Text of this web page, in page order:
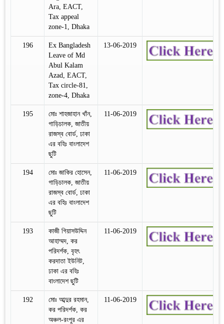
Ara, EACT,
Tax appeal
zone-1, Dhaka
196
Ex Bangladesh
Leave of Md
Abul Kalam
Azad, EACT,
Tax circle-81,
zone-4, Dhaka
13-06-2019
195
মোঃ শাহজাহান খাঁন,
গাড়িচালক, জাতীয়
রাজস্ব বোর্ড, ঢাকা
এর বহিঃ বাংলাদেশ
ছুটি
11-06-2019
194
মোঃ জাকির হোসেন,
গাড়িচালক, জাতীয়
রাজস্ব বোর্ড, ঢাকা
এর বহিঃ বাংলাদেশ
ছুটি
11-06-2019
193
কাজী গিয়াসউদ্দিন
আহাম্মদ, কর
পরিদর্শক, বৃহৎ
করদাতা ইউনিট,
ঢাকা এর বহিঃ
বাংলাদেশ ছুটি
11-06-2019
192
মোঃ আব্দুর রহমান,
কর পরিদর্শক, কর
অঞ্চল-রংপুর এর
11-06-2019